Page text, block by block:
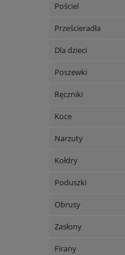
Pościel
Prześcieradła
Dla dzieci
Poszewki
Ręczniki
Koce
Narzuty
Kołdry
Poduszki
Obrusy
Zasłony
Firany